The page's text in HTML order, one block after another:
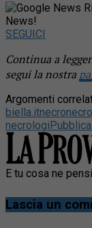
News!
SEGUICI
Continua a
segui la nostra
Argomenti
biella.itnecro
necrologi
E tu cosa ne
Lascia un